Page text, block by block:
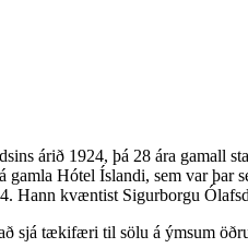
árið 1924, þá 28 ára gamall
gamla Hótel Íslandi, sem var
Hann kvæntist Sigurborgu
sjá tækifæri til sölu á ýmsum